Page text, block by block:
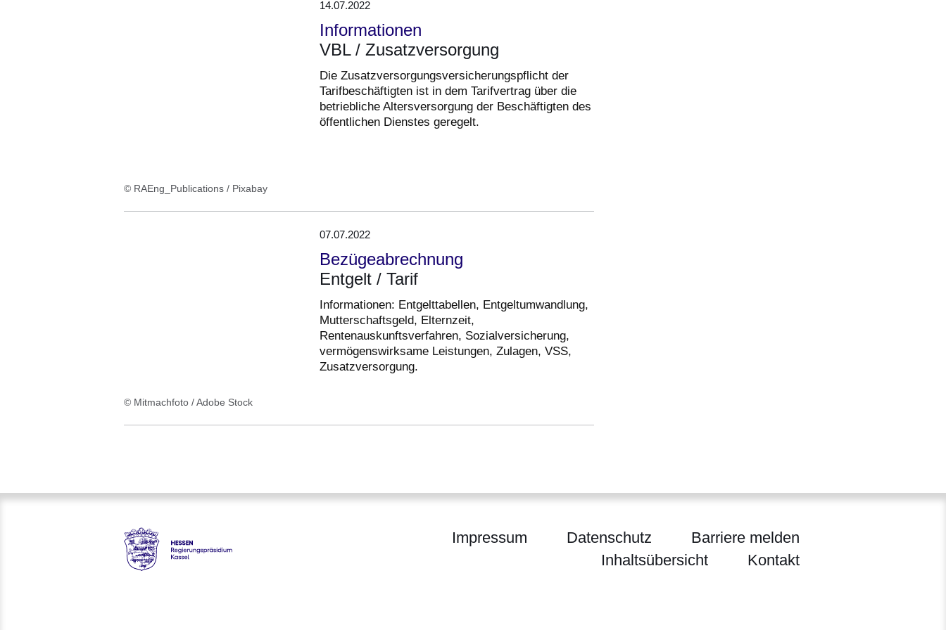
© RAEng_Publications / Pixabay
14.07.2022
Informationen
VBL / Zusatzversorgung
Die Zusatzversorgungsversicherungspflicht der
Tarifbeschäftigten ist in dem Tarifvertrag über die
betriebliche Altersversorgung der Beschäftigten des
öffentlichen Dienstes geregelt.
© Mitmachfoto / Adobe Stock
07.07.2022
Bezügeabrechnung
Entgelt / Tarif
Informationen: Entgelttabellen, Entgeltumwandlung,
Mutterschaftsgeld, Elternzeit,
Rentenauskunftsverfahren, Sozialversicherung,
vermögenswirksame Leistungen, Zulagen, VSS,
Zusatzversorgung.
Hessen - Regierungspräsidium Kassel
Impressum Datenschutz
Barriere melden
Inhaltsübersicht
Kontakt